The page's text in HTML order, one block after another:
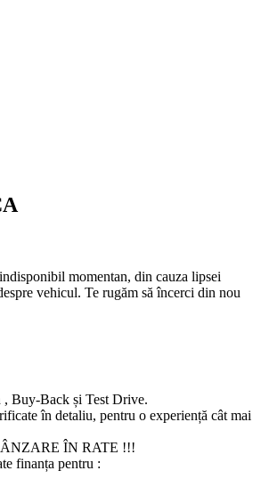
momentan, din cauza lipsei
vehicul. Te rugăm să încerci din nou
, Buy-Back și Test Drive.
în detaliu, pentru o experiență cât mai
ÎN RATE !!!
finanța pentru :